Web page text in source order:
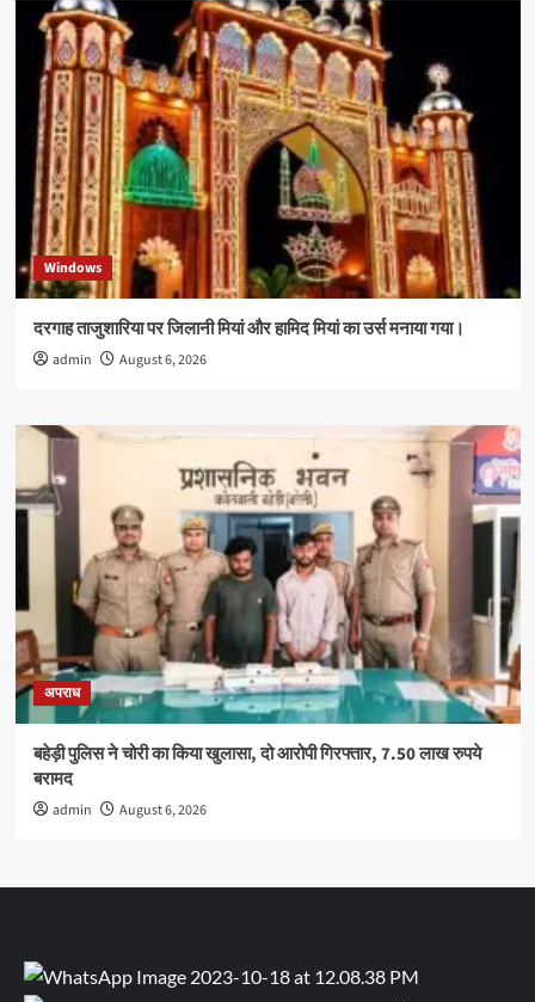
Windows
दरगाह ताजुशारिया पर जिलानी मियां और हामिद मियां का उर्स मनाया गया।
admin August 6, 2026
अपराध
बहेड़ी पुलिस ने चोरी का किया खुलासा, दो आरोपी गिरफ्तार, 7.50 लाख रुपये
बरामद
admin August 6, 2026